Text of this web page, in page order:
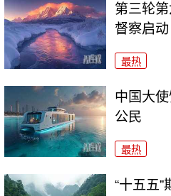
第三轮
督察启动
最热
中国大
公民
最热
“十五五